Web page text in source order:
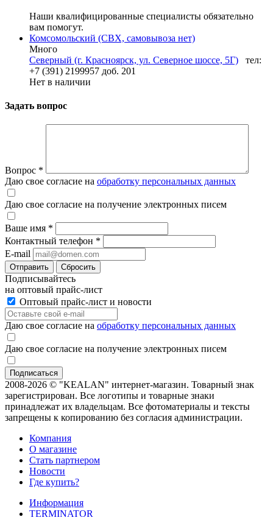
Наши квалифицированные специалисты обязательно
вам помогут.
Комсомольский (СВХ, самовывоза нет)
Много
Северный (г. Красноярск, ул. Северное шоссе, 5Г)
тел:
+7 (391) 2199957 доб. 201
Нет в наличии
Задать вопрос
Вопрос *
Даю свое согласие на обработку персональных данных
Даю свое согласие на получение электронных писем
Ваше имя *
Контактный телефон *
E-mail
Отправить Сбросить
Подписывайтесь
на оптовый прайс-лист
Оптовый прайс-лист и новости
Даю свое согласие на обработку персональных данных
Даю свое согласие на получение электронных писем
2008-2026 © "KEALAN" интернет-магазин. Товарный знак
зарегистрирован. Все логотипы и товарные знаки
принадлежат их владельцам. Все фотоматериалы и тексты
запрещены к копированию без согласия администрации.
Компания
О магазине
Стать партнером
Новости
Где купить?
Информация
TERMINATOR